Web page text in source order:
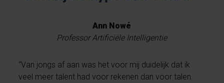
Ann Nowé
Professor Artificiële Intelligentie
“Van jongs af aan was het voor mij duidelijk dat ik
veel meer talent had voor rekenen dan voor talen.